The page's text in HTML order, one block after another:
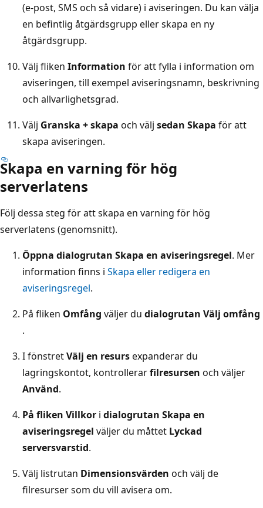
(e-post, SMS och så vidare) i aviseringen. Du kan välja
en befintlig åtgärdsgrupp eller skapa en ny
åtgärdsgrupp.
Välj fliken Information för att fylla i information om
aviseringen, till exempel aviseringsnamn, beskrivning
och allvarlighetsgrad.
Välj Granska + skapa och välj sedan Skapa för att
skapa aviseringen.
Skapa en varning för hög
serverlatens
Följ dessa steg för att skapa en varning för hög
serverlatens (genomsnitt).
Öppna dialogrutan Skapa en aviseringsregel. Mer
information finns i Skapa eller redigera en
aviseringsregel.
På fliken Omfång väljer du dialogrutan Välj omfång
.
I fönstretVälj en resursexpanderar du
lagringskontot, kontrollerarfilresursen och väljer
Använd.
På fliken Villkor i dialogrutan Skapa en
aviseringsregel väljer du måttet Lyckad
serversvarstid.
Välj listrutan Dimensionsvärden och välj de
filresurser som du vill avisera om.